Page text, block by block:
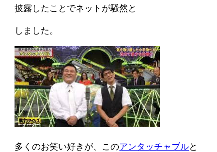
披露したことでネットが騒然と
しました。
多くのお笑い好きが、このアンタッチャブルと